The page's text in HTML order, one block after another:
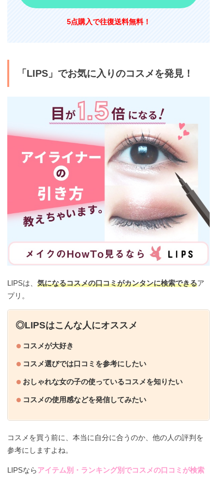
5点購入で往復送料無料！
「LIPS」でお気に入りのコスメを発見！
LIPSは、気になるコスメの口コミがカンタンに検索できるア
プリ。
◎LIPSはこんな人にオススメ
コスメが大好き
コスメ選びでは口コミを参考にしたい
おしゃれな女の子の使っているコスメを知りたい
コスメの使用感などを発信してみたい
コスメを買う前に、本当に自分に合うのか、他の人の評判を
参考にしますよね。
LIPSならアイテム別・ランキング別でコスメの口コミが検索